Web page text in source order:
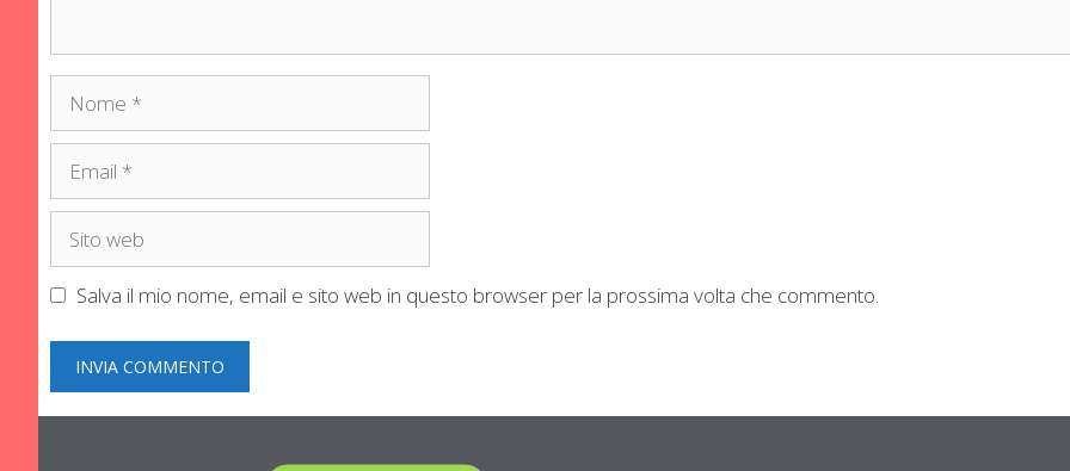
Nome
Email
Sito
Salva il mio nome, email e sito web in questo browser per la prossima volta che commento.